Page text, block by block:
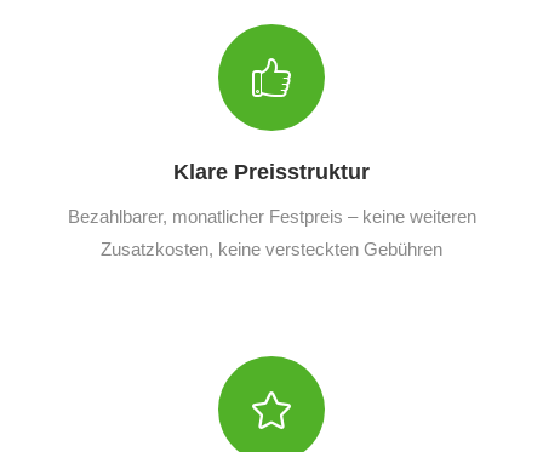
Klare Preisstruktur
Bezahlbarer, monatlicher Festpreis – keine weiteren
Zusatzkosten, keine versteckten Gebühren